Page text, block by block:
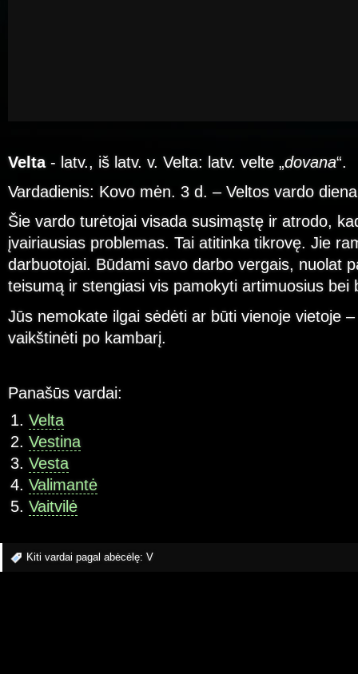
Velta - latv., iš latv. v. Velta: latv. velte „dovana“.
Vardadienis: Kovo mėn. 3 d. – Veltos vardo
Šie vardo turėtojai visada susimąstę ir atrodo,
įvairiausias problemas. Tai atitinka tikrovę. Jie
darbuotojai. Būdami savo darbo vergais, nuolat
teisumą ir stengiasi vis pamokyti artimuosius bei
Jūs nemokate ilgai sėdėti ar būti vienoje vietoje
vaikštinėti po kambarį.
Panašūs vardai:
Velta
Vestina
Vesta
Valimantė
Vaitvilė
Kiti vardai pagal abėcėlę: V